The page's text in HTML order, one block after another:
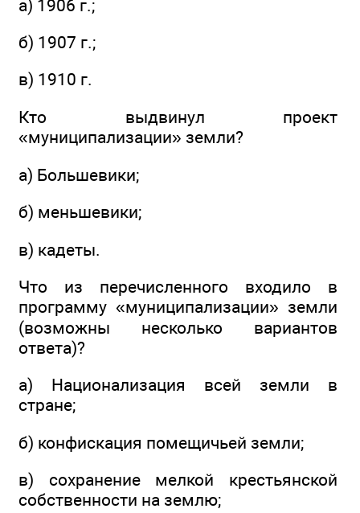
а) 1906 г.;
б) 1907 г.;
в) 1910 г.
Кто выдвинул проект
«муниципализации» земли?
а) Большевики;
б) меньшевики;
в) кадеты.
Что из перечисленного входило в
программу «муниципализации» земли
(возможны несколько вариантов
ответа)?
а) Национализация всей земли в
стране;
б) конфискация помещичьей земли;
в) сохранение мелкой крестьянской
собственности на землю;